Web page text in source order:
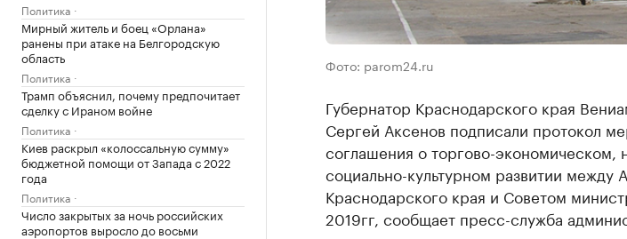
Политика
Мирный житель и боец «Орлана»
ранены при атаке на Белгородскую
область
Политика
Трамп объяснил, почему предпочитает
сделку с Ираном войне
Политика
Киев раскрыл «колоссальную сумму»
бюджетной помощи от Запада с 2022
года
Политика
Число закрытых за ночь российских
аэропортов выросло до восьми
Фото: parom24.ru
Губернатор Краснодарского края
Сергей Аксенов подписали протокол
соглашения о торгово-экономическом,
социально-культурном развитии между
Краснодарского края и Советом
2019гг, сообщает пресс-служба